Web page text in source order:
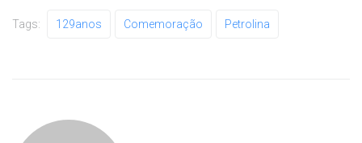
Tags: 129anos Comemoração Petrolina